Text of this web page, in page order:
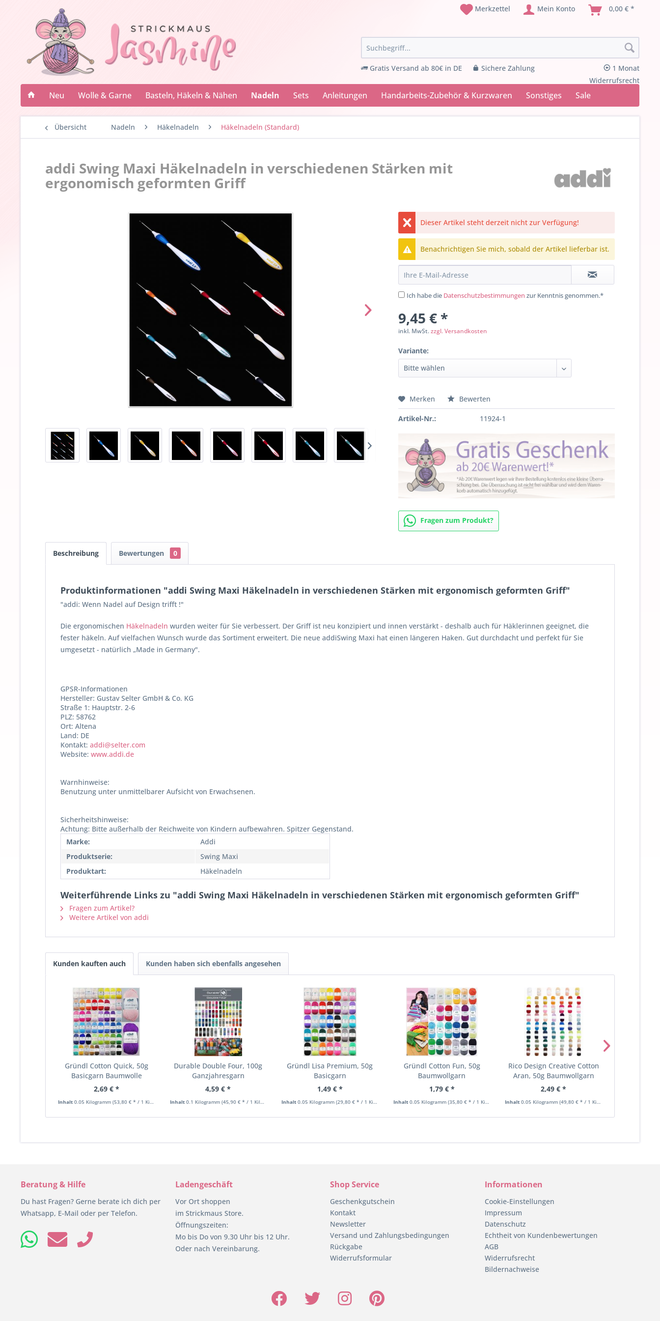
Merkzettel Mein Konto 0,00 € *
Gratis Versand ab 80€ in DE Sichere Zahlung
1 Monat
Widerrufsrecht
Neu Wolle & Garne Basteln, Häkeln & Nähen Nadeln Sets Anleitungen Handarbeits-Zubehör & Kurzwaren Sonstiges Sale
Übersicht Nadeln Häkelnadeln Häkelnadeln (Standard)
addi Swing Maxi Häkelnadeln in verschiedenen Stärken mit
ergonomisch geformten Griff
Dieser Artikel steht derzeit nicht zur Verfügung!
Benachrichtigen Sie mich, sobald der Artikel lieferbar ist.
Ich habe die Datenschutzbestimmungen zur Kenntnis genommen.*
9,45 € *
inkl. MwSt.zzgl. Versandkosten
Variante:
Merken Bewerten
Artikel-Nr.: 11924-1
Fragen zum Produkt?
Beschreibung Bewertungen 0
Produktinformationen "addi Swing Maxi Häkelnadeln in verschiedenen Stärken mit ergonomisch geformten Griff"
"addi: Wenn Nadel auf Design trifft !"
Die ergonomischen Häkelnadeln wurden weiter für Sie verbessert. Der Griff ist neu konzipiert und innen verstärkt - deshalb auch für Häklerinnen geeignet, die
fester häkeln. Auf vielfachen Wunsch wurde das Sortiment erweitert. Die neue addiSwing Maxi hat einen längeren Haken. Gut durchdacht und perfekt für Sie
umgesetzt - natürlich „Made in Germany".
GPSR-Informationen
Hersteller: Gustav Selter GmbH & Co. KG
Straße 1: Hauptstr. 2-6
PLZ: 58762
Ort: Altena
Land: DE
Kontakt: addi@selter.com
Website: www.addi.de
Warnhinweise:
Benutzung unter unmittelbarer Aufsicht von Erwachsenen.
Sicherheitshinweise:
Achtung: Bitte außerhalb der Reichweite von Kindern aufbewahren. Spitzer Gegenstand.
Marke:
Addi
Produktserie:
Swing Maxi
Produktart:
Häkelnadeln
Weiterführende Links zu "addi Swing Maxi Häkelnadeln in verschiedenen Stärken mit ergonomisch geformten Griff"
Fragen zum Artikel?
Weitere Artikel von addi
Kunden kauften auch Kunden haben sich ebenfalls angesehen
Gründl Cotton Quick, 50g
Basicgarn Baumwolle
2,69 € *
Inhalt 0.05 Kilogramm (53,80 € * / 1 Kilogramm)
Durable Double Four, 100g
Ganzjahresgarn
4,59 € *
Inhalt 0.1 Kilogramm (45,90 € * / 1 Kilogramm)
Gründl Lisa Premium, 50g
Basicgarn
1,49 € *
Inhalt0.05 Kilogramm(29,80 € * / 1 Kilogramm)
Gründl Cotton Fun, 50g
Baumwollgarn
1,79 € *
Inhalt 0.05 Kilogramm (35,80 € * / 1 Kilogramm)
Rico Design Creative Cotton
Aran, 50g Baumwollgarn
2,49 € *
Inhalt0.05 Kilogramm(49,80 € * / 1 Kilogramm)
Beratung & Hilfe
Du hast Fragen? Gerne berate ich dich per
Whatsapp, E-Mail oder per Telefon.
Ladengeschäft
Vor Ort shoppen
im Strickmaus Store.
Öffnungszeiten:
Mo bis Do von 9.30 Uhr bis 12 Uhr.
Oder nach Vereinbarung.
Shop Service
Geschenkgutschein
Kontakt
Newsletter
Versand und Zahlungsbedingungen
Rückgabe
Widerrufsformular
Informationen
Cookie-Einstellungen
Impressum
Datenschutz
Echtheit von Kundenbewertungen
AGB
Widerrufsrecht
Bildernachweise